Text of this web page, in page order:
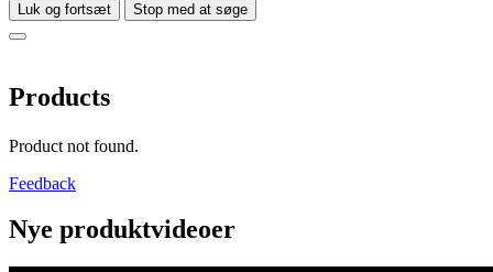
Luk og fortsæt Stop med at søge
Products
Product not found.
Feedback
Nye produktvideoer